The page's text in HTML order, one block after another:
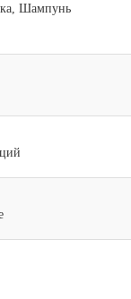
Шампунь